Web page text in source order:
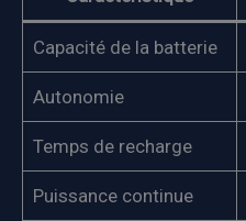
Capacité de la batterie
Autonomie
Temps de recharge
Puissance continue